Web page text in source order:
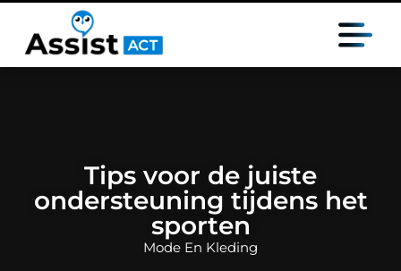
Tips voor de juiste
ondersteuning tijdens het
sporten
Mode En Kleding